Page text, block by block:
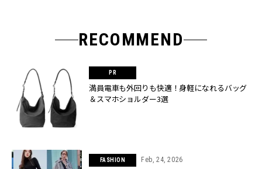
RECOMMEND
満員電車も外回りも快適！身軽になれるバッグ
＆スマホショルダー3選
FASHION Feb, 24, 2026